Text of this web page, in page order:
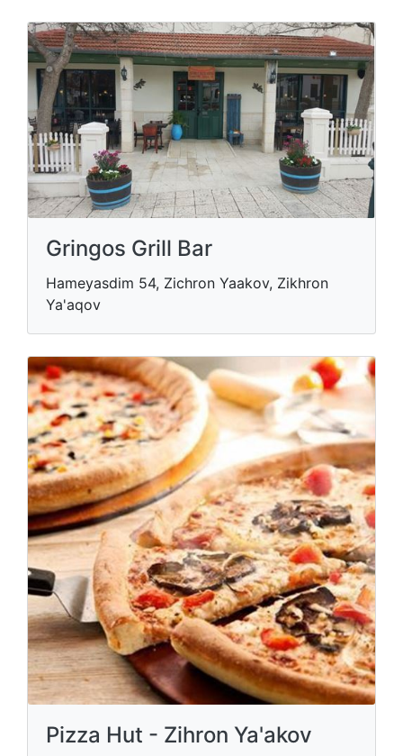
Gringos Grill Bar
Hameyasdim 54, Zichron Yaakov, Zikhron
Ya'aqov
Pizza Hut - Zihron Ya'akov